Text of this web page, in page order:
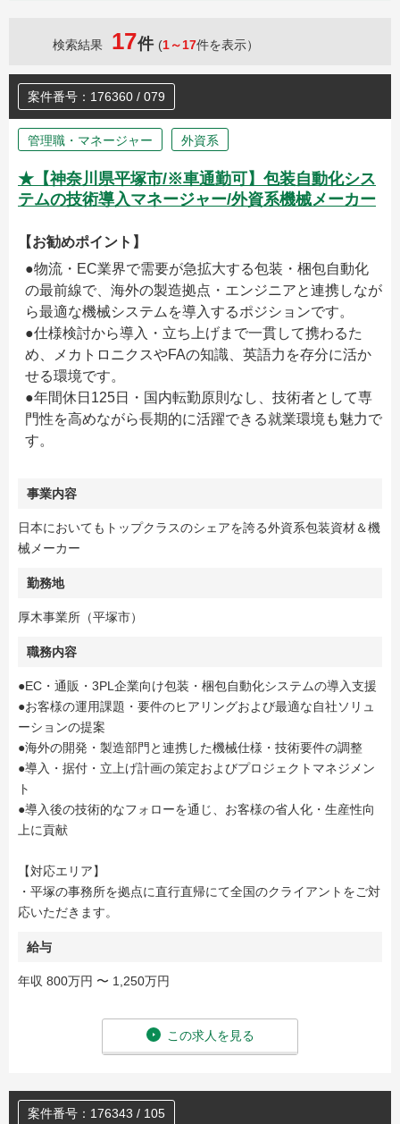
検索結果 17件 (1～17件を表示）
案件番号：176360 / 079
管理職・マネージャー 外資系
★【神奈川県平塚市/※車通勤可】包装自動化シス
テムの技術導入マネージャー/外資系機械メーカー
【お勧めポイント】
●物流・EC業界で需要が急拡大する包装・梱包自動化
の最前線で、海外の製造拠点・エンジニアと連携しなが
ら最適な機械システムを導入するポジションです。
●仕様検討から導入・立ち上げまで一貫して携わるた
め、メカトロニクスやFAの知識、英語力を存分に活か
せる環境です。
●年間休日125日・国内転勤原則なし、技術者として専
門性を高めながら長期的に活躍できる就業環境も魅力で
す。
事業内容
日本においてもトップクラスのシェアを誇る外資系包装資材＆機
械メーカー
勤務地
厚木事業所（平塚市）
職務内容
●EC・通販・3PL企業向け包装・梱包自動化システムの導入支援
●お客様の運用課題・要件のヒアリングおよび最適な自社ソリュ
ーションの提案
●海外の開発・製造部門と連携した機械仕様・技術要件の調整
●導入・据付・立上げ計画の策定およびプロジェクトマネジメン
ト
●導入後の技術的なフォローを通じ、お客様の省人化・生産性向
上に貢献
【対応エリア】
・平塚の事務所を拠点に直行直帰にて全国のクライアントをご対
応いただきます。
給与
年収 800万円 〜 1,250万円
この求人を見る
案件番号：176343 / 105